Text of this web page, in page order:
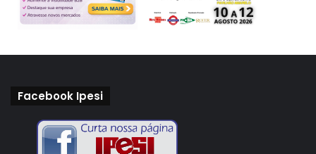
Facebook Ipesi